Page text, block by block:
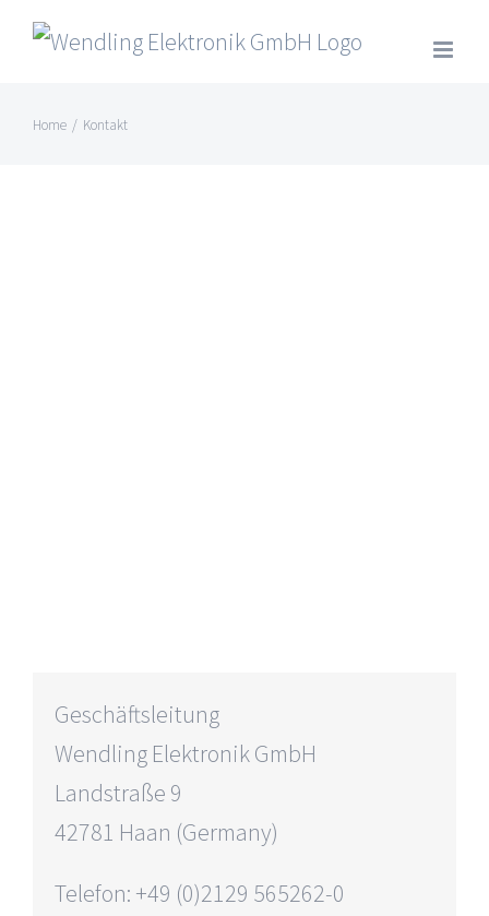
Skip
Home / Kontakt
Geschäftsleitung
Wendling Elektronik GmbH
Landstraße 9
42781 Haan (Germany)
Telefon: +49 (0)2129 565262-0